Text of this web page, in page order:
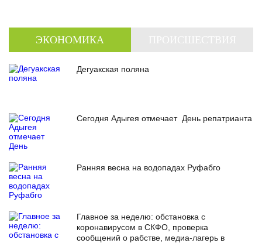
ЭКОНОМИКА
Дегуакская поляна
Сегодня Адыгея отмечает День репатрианта
Ранняя весна на водопадах Руфабго
Главное за неделю: обстановка с
коронавирусом в СКФО, проверка
сообщений о рабстве, медиа-лагерь в